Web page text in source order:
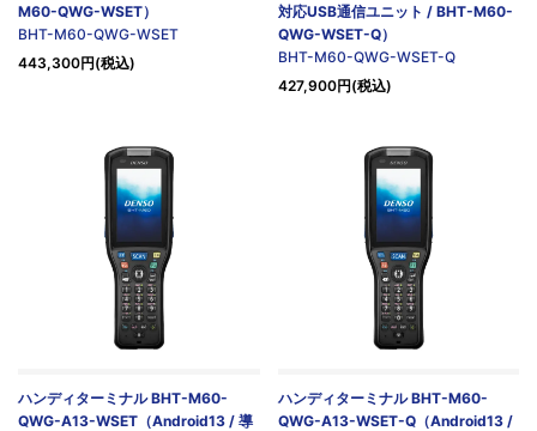
M60-QWG-WSET）
BHT-M60-QWG-WSET
443,300円(税込)
対応USB通信ユニット / BHT-M60-
QWG-WSET-Q）
BHT-M60-QWG-WSET-Q
427,900円(税込)
ハンディターミナル BHT-M60-
QWG-A13-WSET（Android13 / 導
ハンディターミナル BHT-M60-
QWG-A13-WSET-Q（Android13 /